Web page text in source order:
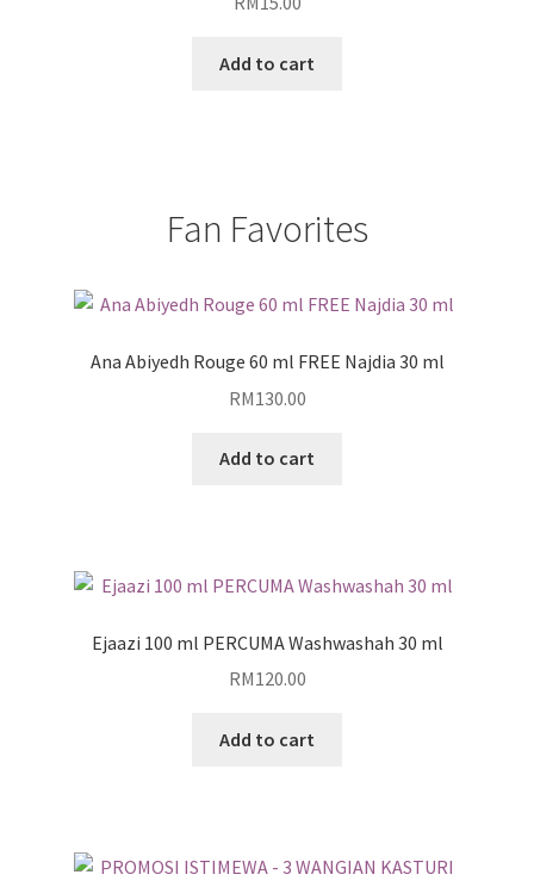
Add to cart
Fan Favorites
Ana Abiyedh Rouge 60 ml FREE Najdia 30 ml
RM130.00
Add to cart
Ejaazi 100 ml PERCUMA Washwashah 30 ml
RM120.00
Add to cart